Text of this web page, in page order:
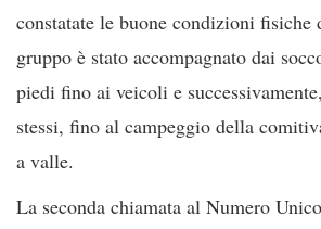
constatate le buone condizioni
gruppo è stato accompagnato dai
piedi fino ai veicoli e
stessi, fino al campeggio della
a valle.
La seconda chiamata al Numero